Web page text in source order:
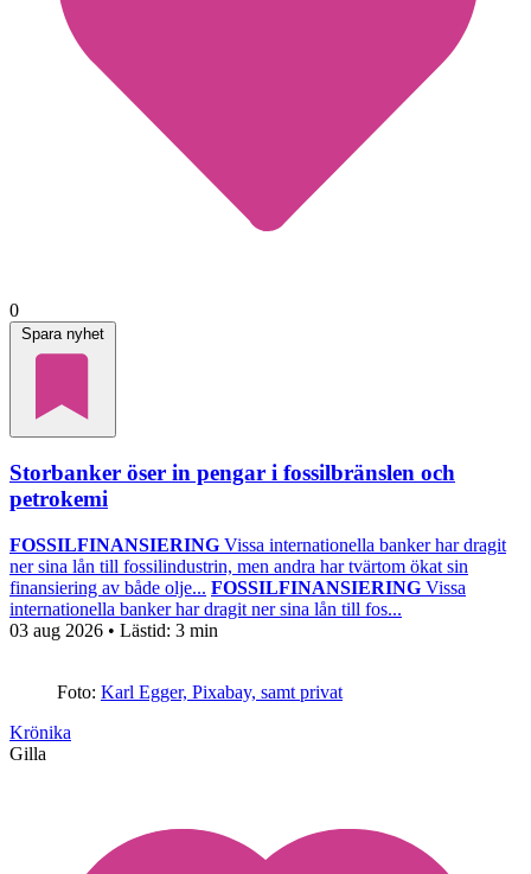
0
Spara nyhet
Storbanker öser in pengar i fossilbränslen och
petrokemi
FOSSILFINANSIERING Vissa internationella banker har dragit
ner sina lån till fossilindustrin, men andra har tvärtom ökat sin
finansiering av både olje... FOSSILFINANSIERING Vissa
internationella banker har dragit ner sina lån till fos...
03 aug 2026 • Lästid: 3 min
Foto: Karl Egger, Pixabay, samt privat
Krönika
Gilla